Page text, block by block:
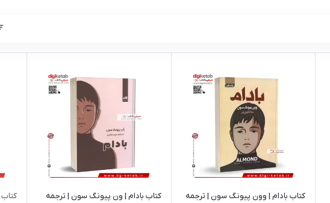
کتاب بادام | وون پیونگ سون | ترجمه
کتاب بادام | ون پیونگ سون | ترجمه